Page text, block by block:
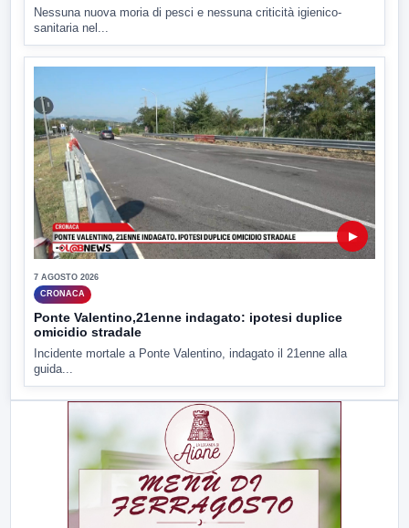
Nessuna nuova moria di pesci e nessuna criticità igienico-
sanitaria nel...
▶
7 AGOSTO 2026
CRONACA
Ponte Valentino,21enne indagato: ipotesi duplice
omicidio stradale
Incidente mortale a Ponte Valentino, indagato il 21enne alla
guida...